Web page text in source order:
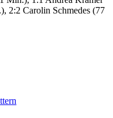
2:2 Carolin Schmedes (77